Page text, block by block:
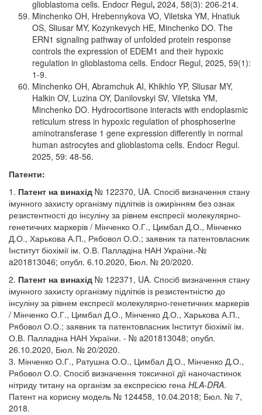
glioblastoma cells. Endocr Regul, 2024, 58(3): 206-214.
Minchenko OH, Hrebennykova VO, Viletska YM, Hnatiuk
OS, Sliusar MY, Kozynkevych HE, Minchenko DO. The
ERN1 signaling pathway of unfolded protein response
controls the expression of EDEM1 and their hypoxic
regulation in glioblastoma cells. Endocr Regul, 2025, 59(1):
1-9.
Minchenko OH, Abramchuk AI, Khikhlo YP, Sliusar MY,
Halkin OV, Luzina OY, Danilovskyi SV, Viletska YM,
Minchenko DO. Hydrocortisone interacts with endoplasmic
reticulum stress in hypoxic regulation of phosphoserine
aminotransferase 1 gene expression differently in normal
human astrocytes and glioblastoma cells. Endocr Regul.
2025, 59: 48-56.
Патенти:
1. Патент на винахід № 122370, UA. Спосіб визначення стану
імунного захисту організму підлітків із ожирінням без ознак
резистентності до інсуліну за рівнем експресії молекулярно-
генетичних маркерів / Мінченко О.Г., Цимбал Д.О., Мінченко
Д.О., Харькова А.П., Рябовол О.О.; заявник та патентовласник
Інститут біохімії ім. О.В. Палладіна НАН України.-№
a201813046; опубл. 6.10.2020, Бюл. № 20/2020.
2. Патент на винахід № 122371, UA. Спосіб визначення стану
імунного захисту організму підлітків із резистентністю до
інсуліну за рівнем експресії молекулярно-генетичних маркерів
/ Мінченко О.Г., Цимбал Д.О., Мінченко Д.О., Харькова А.П.,
Рябовол О.О.; заявник та патентовласник Інститут біохімії ім.
О.В. Палладіна НАН України. - № a201813048; опубл.
26.10.2020, Бюл. № 20/2020.
3. Мінченко О.Г., Ратушна О.О., Цимбал Д.О., Мінченко Д.О.,
Рябовол О.О. Спосіб визначення токсичної дії наночастинок
нітриду титану на організм за експресією гена HLA-DRA.
Патент на корисну модель № 124458, 10.04.2018; Бюл. № 7,
2018.